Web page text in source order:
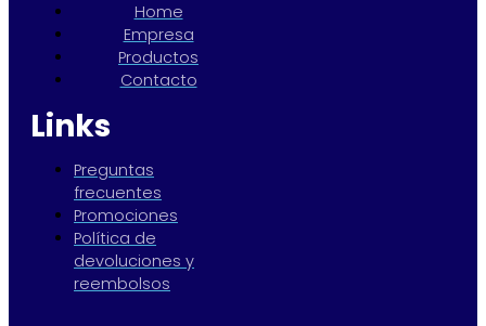
Home
Empresa
Productos
Contacto
Links
Preguntas
frecuentes
Promociones
Política de
devoluciones y
reembolsos